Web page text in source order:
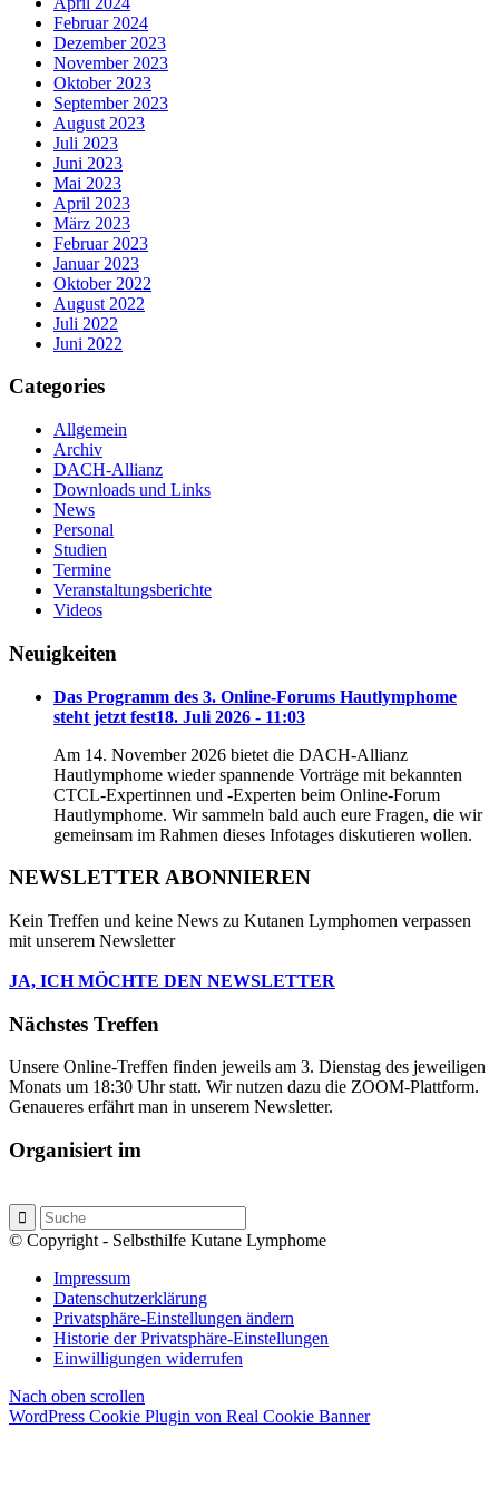
Februar 2024
Dezember 2023
November 2023
Oktober 2023
September 2023
August 2023
Juli 2023
Juni 2023
Mai 2023
April 2023
März 2023
Februar 2023
Januar 2023
Oktober 2022
August 2022
Juli 2022
Juni 2022
Categories
Allgemein
Archiv
DACH-Allianz
Downloads und Links
News
Personal
Studien
Termine
Veranstaltungsberichte
Videos
Neuigkeiten
Das Programm des 3. Online-Forums Hautlymphome
steht jetzt fest18. Juli 2026 - 11:03
Am 14. November 2026 bietet die DACH-Allianz
Hautlymphome wieder spannende Vorträge mit bekannten
CTCL-Expertinnen und -Experten beim Online-Forum
Hautlymphome. Wir sammeln bald auch eure Fragen, die wir
gemeinsam im Rahmen dieses Infotages diskutieren wollen.
NEWSLETTER ABONNIEREN
Kein Treffen und keine News zu Kutanen Lymphomen verpassen
mit unserem Newsletter
JA, ICH MÖCHTE DEN NEWSLETTER
Nächstes Treffen
Unsere Online-Treffen finden jeweils am 3. Dienstag des jeweiligen
Monats um 18:30 Uhr statt. Wir nutzen dazu die ZOOM-Plattform.
Genaueres erfährt man in unserem Newsletter.
Organisiert im
© Copyright - Selbsthilfe Kutane Lymphome
Impressum
Datenschutzerklärung
Privatsphäre-Einstellungen ändern
Historie der Privatsphäre-Einstellungen
Einwilligungen widerrufen
Nach oben scrollen
WordPress Cookie Plugin von Real Cookie Banner